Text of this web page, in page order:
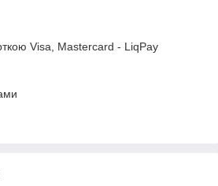
Visa, Mastercard - LiqPay